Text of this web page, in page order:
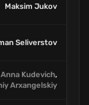
Maksim Jukov
Seliverstov
Anna Kudevich,
Arxangelskiy